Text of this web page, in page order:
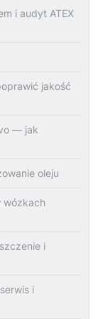
i audyt ATEX
jakość
— jak
oleju
wózkach
i
i